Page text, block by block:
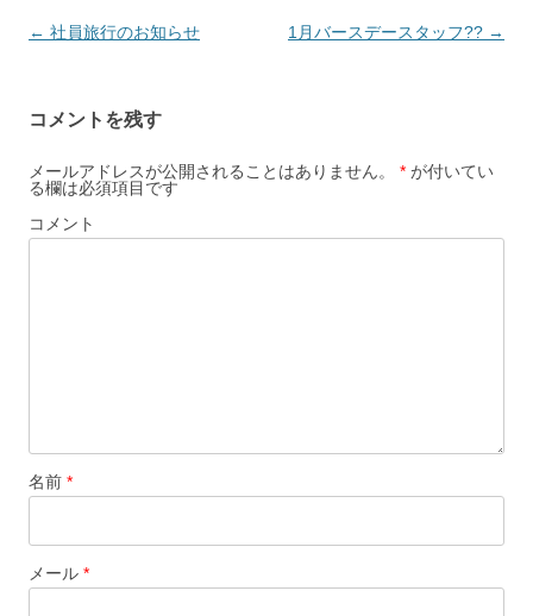
投
ビ
ゲ
ー
シ
← 社員旅行のお知らせ 1月バースデースタッフ?? →
コメントを残す
メールアドレスが公開されることはありません。 * が付いてい
る欄は必須項目です
コメント
名前 *
メール *